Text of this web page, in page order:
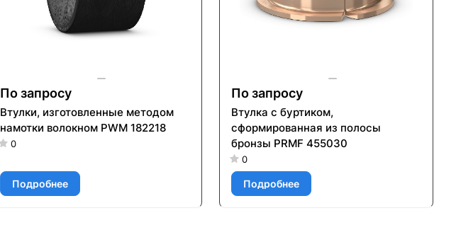
По запросу
Втулки, изготовленные методом
намотки волокном PWM 182218
0
Подробнее
По запросу
Втулка с буртиком,
сформированная из полосы
бронзы PRMF 455030
0
Подробнее